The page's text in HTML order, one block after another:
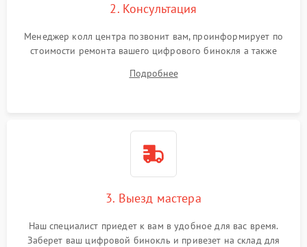
2. Консультация
Менеджер колл центра позвонит вам, проинформирует по
стоимости ремонта вашего цифрового бинокля а также
Подробнее
3. Выезд мастера
Наш специалист приедет к вам в удобное для вас время.
Заберет ваш цифровой бинокль и привезет на склад для